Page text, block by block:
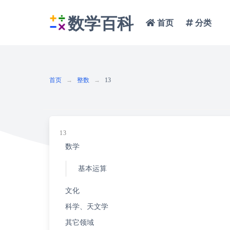
数学百科 首页 分类
首页 整数 13
13
数学
基本运算
文化
科学、天文学
其它领域